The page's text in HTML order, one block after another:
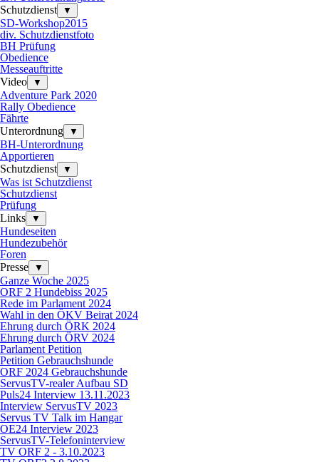
Schutzdienst
▼
SD-Workshop2015
div. Schutzdienstfoto
BH Prüfung
Obedience
Messeauftritte
Video
▼
Adventure Park 2020
Rally Obedience
Fährte
Unterordnung
▼
BH-Unterordnung
Apportieren
Schutzdienst
▼
Was ist Schutzdienst
Schutzdienst
Prüfung
Links
▼
Hundeseiten
Hundezubehör
Foren
Presse
▼
Ganze Woche 2025
ORF 2 Hundebiss 2025
Rede im Parlament 2024
Wahl in den ÖKV Beirat 2024
Ehrung durch ÖRK 2024
Ehrung durch ÖRV 2024
Parlament Petition
Petition Gebrauchshunde
ORF 2024 Gebrauchshunde
ServusTV-realer Aufbau SD
Puls24 Interview 13.11.2023
Interview ServusTV 2023
Servus TV Talk im Hangar
OE24 Interview 2023
ServusTV-Telefoninterview
TV ORF 2 - 3.10.2023